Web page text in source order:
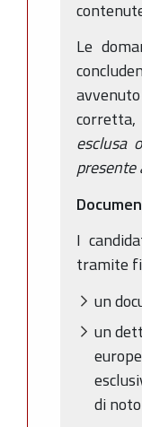
Le
esclusa
presente
I
tramite
un
un
di